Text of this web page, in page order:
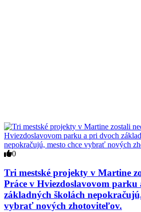
0
Tri mestské projekty v Martine
Práce v Hviezdoslavovom
základných školách
vybrať nových zhotoviteľov.